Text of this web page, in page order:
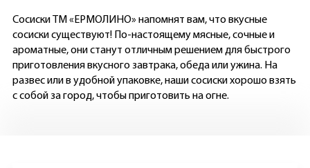
Сосиски ТМ «ЕРМОЛИНО» напомнят вам, что вкусные
сосиски существуют! По-настоящему мясные, сочные и
ароматные, они станут отличным решением для быстрого
приготовления вкусного завтрака, обеда или ужина. На
развес или в удобной упаковке, наши сосиски хорошо взять
с собой за город, чтобы приготовить на огне.